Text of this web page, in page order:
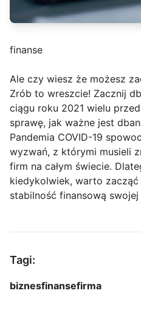
finanse
Ale czy wiesz że możesz
Zrób to wreszcie! Zacznij
ciągu roku 2021 wielu
sprawę, jak ważne jest
Pandemia COVID-19
wyzwań, z którymi musieli
firm na całym świecie.
kiedykolwiek, warto zacząć
stabilność finansową swojej
Tagi:
biznesfinansefirma